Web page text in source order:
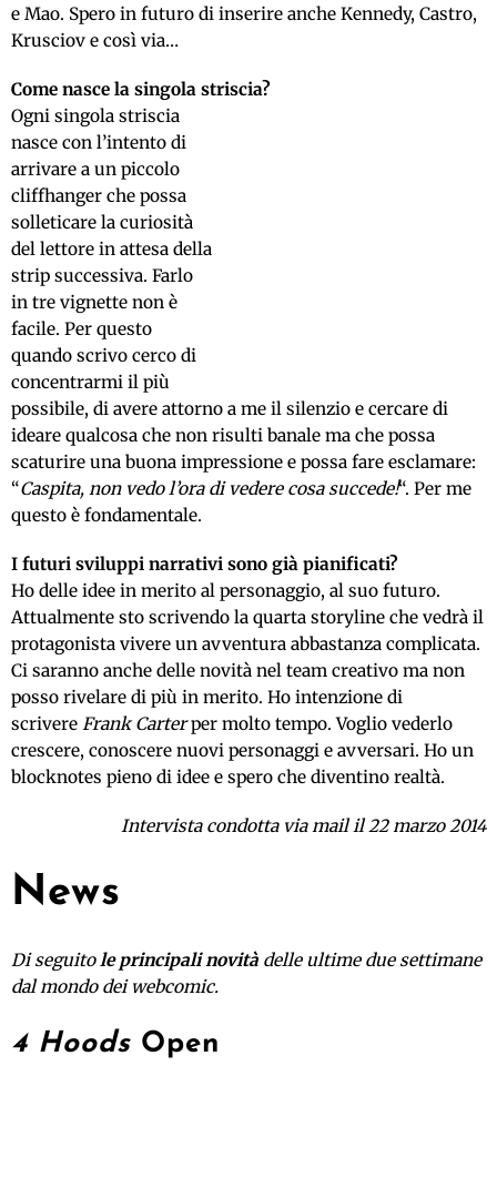
e Mao. Spero in futuro di inserire anche Kennedy, Castro,
Krusciov e così via…
Come nasce la singola striscia?
Ogni singola striscia
nasce con l’intento di
arrivare a un piccolo
cliffhanger che possa
solleticare la curiosità
del lettore in attesa della
strip successiva. Farlo
in tre vignette non è
facile. Per questo
quando scrivo cerco di
concentrarmi il più
possibile, di avere attorno a me il silenzio e cercare di
ideare qualcosa che non risulti banale ma che possa
scaturire una buona impressione e possa fare esclamare:
“Caspita, non vedo l’ora di vedere cosa succede!“. Per me
questo è fondamentale.
I futuri sviluppi narrativi sono già pianificati?
Ho delle idee in merito al personaggio, al suo futuro.
Attualmente sto scrivendo la quarta storyline che vedrà il
protagonista vivere un avventura abbastanza complicata.
Ci saranno anche delle novità nel team creativo ma non
posso rivelare di più in merito. Ho intenzione di
scrivere Frank Carterper molto tempo. Voglio vederlo
crescere, conoscere nuovi personaggi e avversari. Ho un
blocknotes pieno di idee e spero che diventino realtà.
Intervista condotta via mail il 22 marzo 2014
News
Di seguitole principali novità delle ultime due settimane
dal mondo dei webcomic.
4 Hoods Open